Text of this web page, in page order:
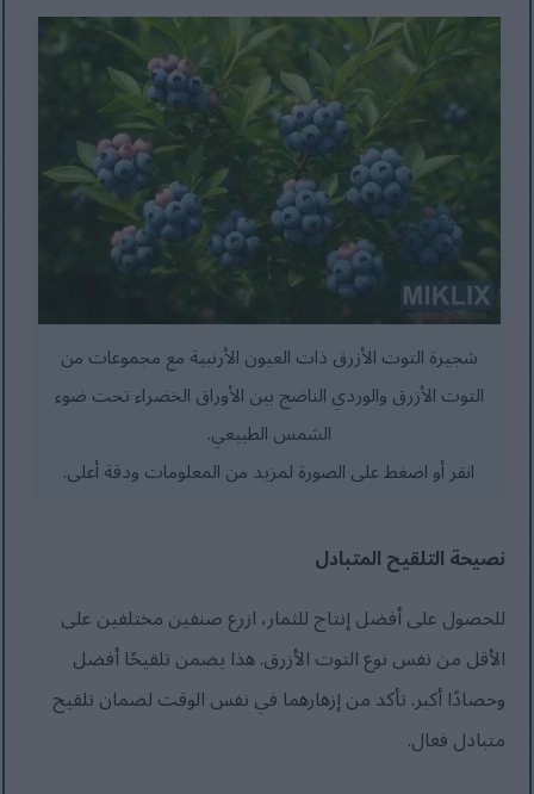
شجيرة التوت الأزرق ذات العيون الأرنبية مع مجموعات من
التوت الأزرق والوردي الناضج بين الأوراق الخضراء تحت ضوء
الشمس الطبيعي.
انقر أو اضغط على الصورة لمزيد من المعلومات ودقة أعلى.
نصيحة التلقيح المتبادل
للحصول على أفضل إنتاج للثمار، ازرع صنفين مختلفين على
الأقل من نفس نوع التوت الأزرق. هذا يضمن تلقيحًا أفضل
وحصادًا أكبر. تأكد من إزهارهما في نفس الوقت لضمان تلقيح
متبادل فعال.